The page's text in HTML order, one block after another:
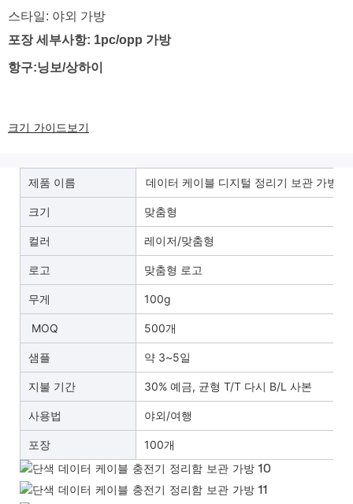
스타일: 야외 가방
포장 세부사항: 1pc/opp 가방
항구:닝보/상하이
크기 가이드보기
제품 이름 데이터 케이블 디지털 정리기 보관 가방
크기 맞춤형
컬러 레이저/맞춤형
로고 맞춤형 로고
무게 100g
MOQ 500개
샘플 약 3~5일
지불 기간 30% 예금, 균형 T/T 다시 B/L 사본
사용법 야외/여행
포장 100개